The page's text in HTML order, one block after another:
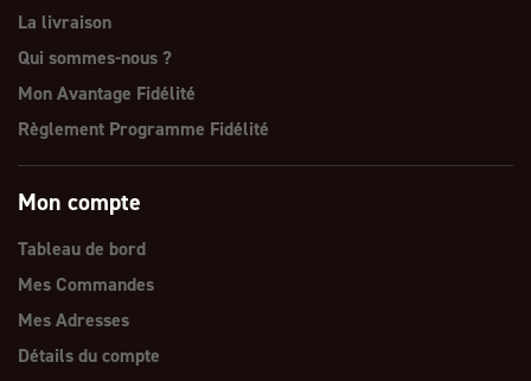
La livraison
Qui sommes-nous ?
Mon Avantage Fidélité
Règlement Programme Fidélité
Mon compte
Tableau de bord
Mes Commandes
Mes Adresses
Détails du compte